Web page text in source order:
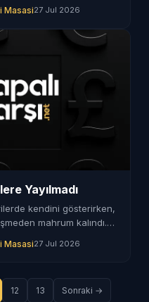
Masasi27 Jul 2026
Yayılmadı
kendini gösterirken,
mahrum kalındı.
Masasi27 Jul 2026
12 13 Sonraki →